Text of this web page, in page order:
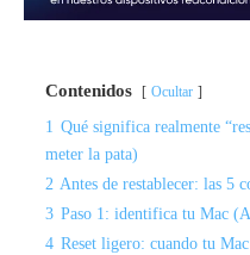
Contenidos Ocultar
1 Qué significa realmente
meter la pata)
2 Antes de restablecer: las 5
3 Paso 1: identifica tu Mac
4 Reset ligero: cuando tu